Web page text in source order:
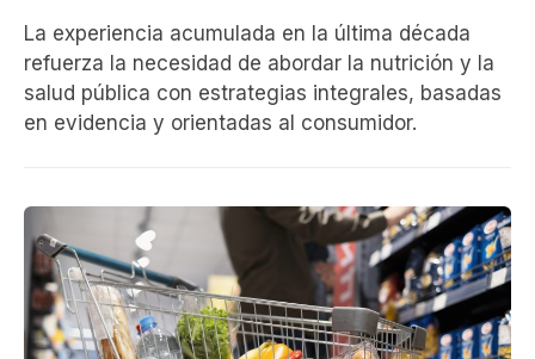
La experiencia acumulada en la última década
refuerza la necesidad de abordar la nutrición y la
salud pública con estrategias integrales, basadas
en evidencia y orientadas al consumidor.